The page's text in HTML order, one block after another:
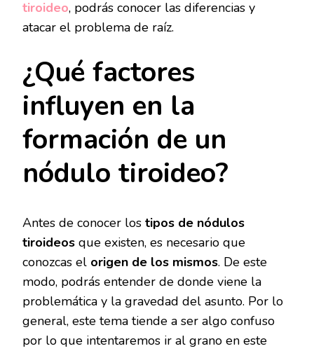
tiroideo, podrás conocer las diferencias y
atacar el problema de raíz.
¿Qué factores
influyen en la
formación de un
nódulo tiroideo?
Antes de conocer los tipos de nódulos
tiroideos que existen, es necesario que
conozcas el origen de los mismos. De este
modo, podrás entender de donde viene la
problemática y la gravedad del asunto. Por lo
general, este tema tiende a ser algo confuso
por lo que intentaremos ir al grano en este